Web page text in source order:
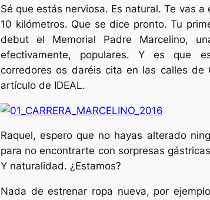
Sé que estás nerviosa. Es natural. Te vas
10 kilómetros. Que se dice pronto. Tu
debut el Memorial Padre Marcelino,
efectivamente, populares. Y es que
corredores os daréis cita en las calles de
artículo de IDEAL.
Raquel, espero que no hayas alterado
para no encontrarte con sorpresas
Y naturalidad. ¿Estamos?
Nada de estrenar ropa nueva, por